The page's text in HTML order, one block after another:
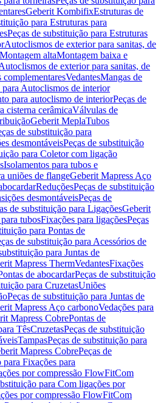
Geberit KombifixEstruturas de
para Estruturas para
Peças de substituição para Estruturas
Autoclismos de exterior para sanitas, de
altaMontagem baixa e
de exterior para sanitas, de
complementaresVedantesMangas de
para Autoclismos de interior
para autoclismo de interiorPeças de
cisterna cerâmicaVálvulas de
Geberit MeplaTubos
de substituição para
desmontáveisPeças de substituição
para Coletor com ligação
Isolamentos para tubos e
uniões de flangeGeberit Mapress Aço
ReduçõesPeças de substituição
desmontáveisPeças de
de substituição para LigaçõesGeberit
tubosFixações para ligaçõesPeças
para Pontas de
de substituição para Acessórios de
para Juntas de
Mapress ThermVedantesFixações
de abocardarPeças de substituição
para CruzetasUniões
Peças de substituição para Juntas de
Mapress Aço carbonoVedações para
Mapress CobrePontas de
TêsCruzetasPeças de substituição
TampasPeças de substituição para
Mapress CobrePeças de
para Fixações para
por compressão FlowFitCom
para Com ligações por
por compressão FlowFitCom